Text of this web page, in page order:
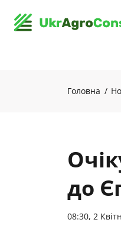
Головна
до
08:30, 2